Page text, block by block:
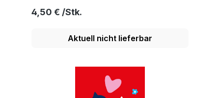
Regulärer Preis:
4,50 €
Aktuell nicht lieferbar